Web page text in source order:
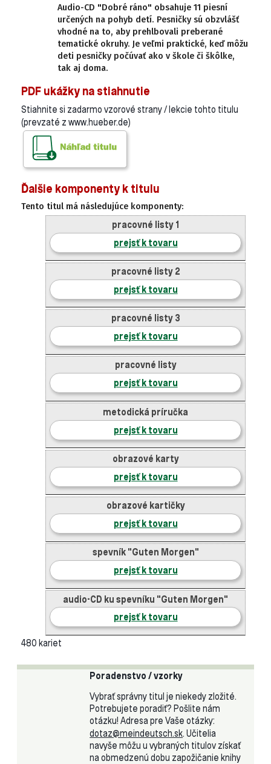
Audio-CD "Dobré ráno" obsahuje 11 piesní
určených na pohyb detí. Pesničky sú obzvlášť
vhodné na to, aby prehlbovali preberané
tematické okruhy. Je veľmi praktické, keď môžu
deti pesničky počúvať ako v škole či škôlke,
tak aj doma.
PDF ukážky na stiahnutie
Stiahnite si zadarmo vzorové strany / lekcie tohto titulu
(prevzaté z www.hueber.de)
Ďalšie komponenty k titulu
Tento titul má následujúce komponenty:
pracovné listy 1
prejsť k tovaru
pracovné listy 2
prejsť k tovaru
pracovné listy 3
prejsť k tovaru
pracovné listy
prejsť k tovaru
metodická príručka
prejsť k tovaru
obrazové karty
prejsť k tovaru
obrazové kartičky
prejsť k tovaru
spevník "Guten Morgen"
prejsť k tovaru
audio-CD ku spevníku "Guten Morgen"
prejsť k tovaru
480 kariet
Poradenstvo / vzorky
Vybrať správny titul je niekedy zložité.
Potrebujete poradiť? Pošlite nám
otázku! Adresa pre Vaše otázky:
dotaz@meindeutsch.sk. Učitelia
navyše môžu u vybraných titulov získať
na obmedzenú dobu zapožičanie knihy